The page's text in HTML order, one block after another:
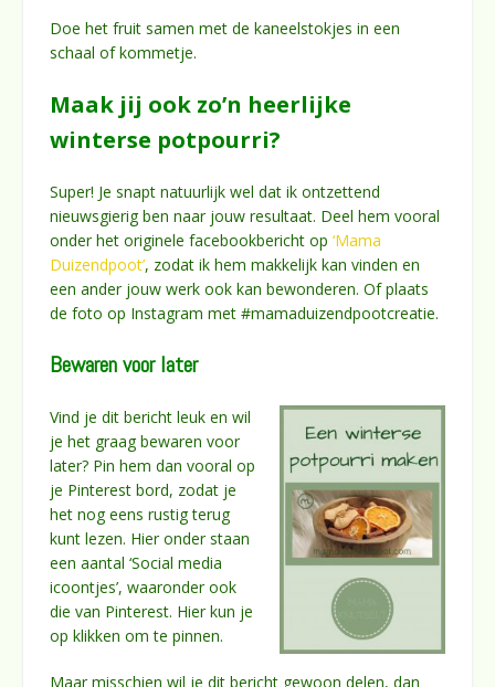
Doe het fruit samen met de kaneelstokjes in een
schaal of kommetje.
Maak jij ook zo’n heerlijke
winterse potpourri?
Super! Je snapt natuurlijk wel dat ik ontzettend
nieuwsgierig ben naar jouw resultaat. Deel hem vooral
onder het originele facebookbericht op ‘Mama
Duizendpoot’, zodat ik hem makkelijk kan vinden en
een ander jouw werk ook kan bewonderen. Of plaats
de foto op Instagram met #mamaduizendpootcreatie.
Bewaren voor later
Vind je dit bericht leuk en wil
je het graag bewaren voor
later? Pin hem dan vooral op
je Pinterest bord, zodat je
het nog eens rustig terug
kunt lezen. Hier onder staan
een aantal ‘Social media
icoontjes’, waaronder ook
die van Pinterest. Hier kun je
op klikken om te pinnen.
Maar misschien wil je dit bericht gewoon delen, dan